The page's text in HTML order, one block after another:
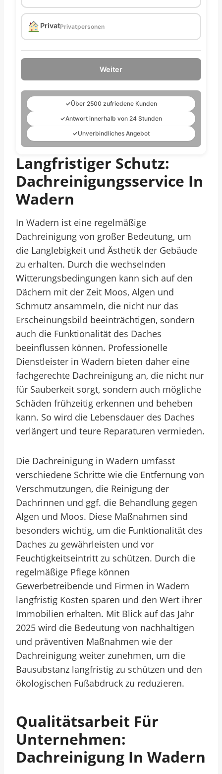
PrivatPrivatpersonen
Weiter
✓Über 2500 zufriedene Kunden
✓Antwort innerhalb von 24 Stunden
✓Unverbindliches Angebot
Langfristiger Schutz:
Dachreinigungsservice In
Wadern
In Wadern ist eine regelmäßige
Dachreinigung von großer Bedeutung, um
die Langlebigkeit und Ästhetik der Gebäude
zu erhalten. Durch die wechselnden
Witterungsbedingungen kann sich auf den
Dächern mit der Zeit Moos, Algen und
Schmutz ansammeln, die nicht nur das
Erscheinungsbild beeinträchtigen, sondern
auch die Funktionalität des Daches
beeinflussen können. Professionelle
Dienstleister in Wadern bieten daher eine
fachgerechte Dachreinigung an, die nicht nur
für Sauberkeit sorgt, sondern auch mögliche
Schäden frühzeitig erkennen und beheben
kann. So wird die Lebensdauer des Daches
verlängert und teure Reparaturen vermieden.
Die Dachreinigung in Wadern umfasst
verschiedene Schritte wie die Entfernung von
Verschmutzungen, die Reinigung der
Dachrinnen und ggf. die Behandlung gegen
Algen und Moos. Diese Maßnahmen sind
besonders wichtig, um die Funktionalität des
Daches zu gewährleisten und vor
Feuchtigkeitseintritt zu schützen. Durch die
regelmäßige Pflege können
Gewerbetreibende und Firmen in Wadern
langfristig Kosten sparen und den Wert ihrer
Immobilien erhalten. Mit Blick auf das Jahr
2025 wird die Bedeutung von nachhaltigen
und präventiven Maßnahmen wie der
Dachreinigung weiter zunehmen, um die
Bausubstanz langfristig zu schützen und den
ökologischen Fußabdruck zu reduzieren.
Qualitätsarbeit Für
Unternehmen:
Dachreinigung In Wadern